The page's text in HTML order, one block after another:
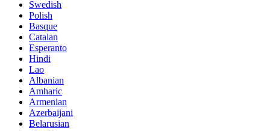
Swedish
Polish
Basque
Catalan
Esperanto
Hindi
Lao
Albanian
Amharic
Armenian
Azerbaijani
Belarusian